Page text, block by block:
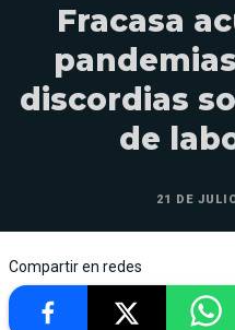
Fracasa
discordias
de
21 DE
Compartir en redes